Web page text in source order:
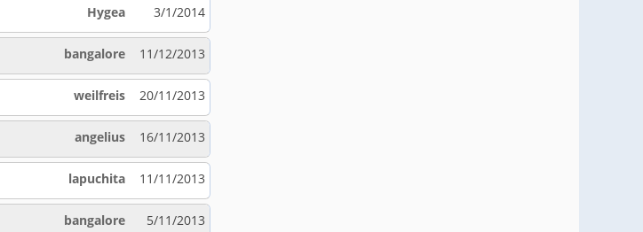
3/1/2014
Hygea
11/12/2013
bangalore
20/11/2013
weilfreis
16/11/2013
angelius
11/11/2013
lapuchita
5/11/2013
bangalore